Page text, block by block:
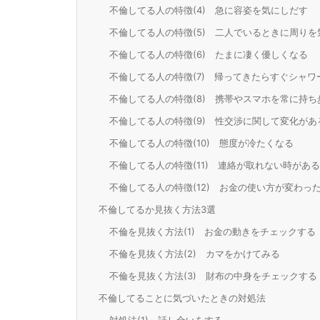
不倫してる人の特徴(4) 急に容姿を気にしだす
不倫してる人の特徴(5) 二人でいるときに周りを
不倫してる人の特徴(6) たまに凄く優しくなる
不倫してる人の特徴(7) 帰ってきたらすぐシャワ
不倫してる人の特徴(8) 携帯やスマホを常に持ち
不倫してる人の特徴(9) 性交渉に関して変化があ
不倫してる人の特徴(10) 態度が冷たくなる
不倫してる人の特徴(11) 連絡が取れない時がある
不倫してる人の特徴(12) お金の使い方が変わった
不倫してるか見抜く方法3選
不倫を見抜く方法(1) お金の動きをチェックする
不倫を見抜く方法(2) カマをかけてみる
不倫を見抜く方法(3) 財布の中身をチェックする
不倫してることに気づいたときの対処法